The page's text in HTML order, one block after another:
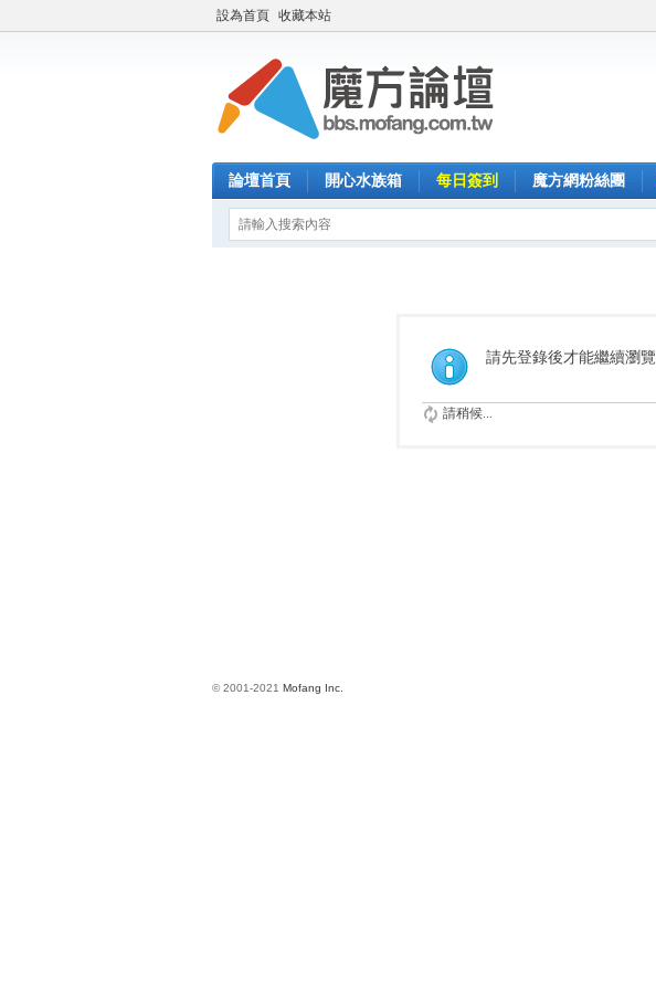
設為首頁 收藏本站
論壇首頁 開心水族箱 每日簽到 魔方網粉絲團
請先登錄後才能繼續瀏覽
請稍候...
© 2001-2021 Mofang Inc.